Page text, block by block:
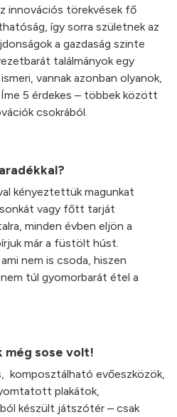
innovációs törekvések fő
így sorra születnek az
a gazdaság szinte
találmányok egy
vannak azonban olyanok,
Íme 5 érdekes – többek között
csokrából.
kényeztettük magunkat
vagy főtt tarját
minden évben eljön a
már a füstölt húst.
nem is csoda, hiszen
túl gyomorbarát étel a
még sose volt!
komposztálható evőeszközök,
plakátok,
készült játszótér – csak